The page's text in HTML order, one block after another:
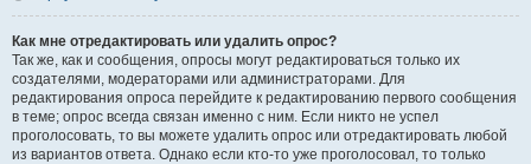
Как мне отредактировать или удалить опрос?
Так же, как и сообщения, опросы могут редактироваться только их
создателями, модераторами или администраторами. Для
редактирования опроса перейдите к редактированию первого сообщения
в теме; опрос всегда связан именно с ним. Если никто не успел
проголосовать, то вы можете удалить опрос или отредактировать любой
из вариантов ответа. Однако если кто-то уже проголосовал, то только